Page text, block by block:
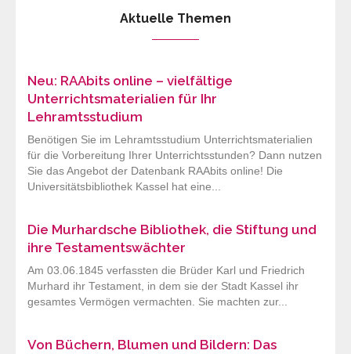
Aktuelle Themen
Neu: RAAbits online – vielfältige
Unterrichtsmaterialien für Ihr
Lehramtsstudium
Benötigen Sie im Lehramtsstudium Unterrichtsmaterialien
für die Vorbereitung Ihrer Unterrichtsstunden? Dann nutzen
Sie das Angebot der Datenbank RAAbits online! Die
Universitätsbibliothek Kassel hat eine...
Die Murhardsche Bibliothek, die Stiftung und
ihre Testamentswächter
Am 03.06.1845 verfassten die Brüder Karl und Friedrich
Murhard ihr Testament, in dem sie der Stadt Kassel ihr
gesamtes Vermögen vermachten. Sie machten zur...
Von Büchern, Blumen und Bildern: Das